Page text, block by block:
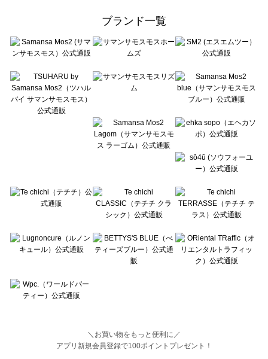
Te chichi（テチチ）の一覧
Te chichi CLASSIC（テチチ クラシック）の一覧
Lugnoncure（ルノンキュール）の一覧
BETTY'S BLUE（べティーズブルー）の一覧
Wpc.（ワールドパーティー）の一覧
ブランド一覧
＼お買い物をもっと便利に／
アプリ新規会員登録で100ポイントプレゼント！